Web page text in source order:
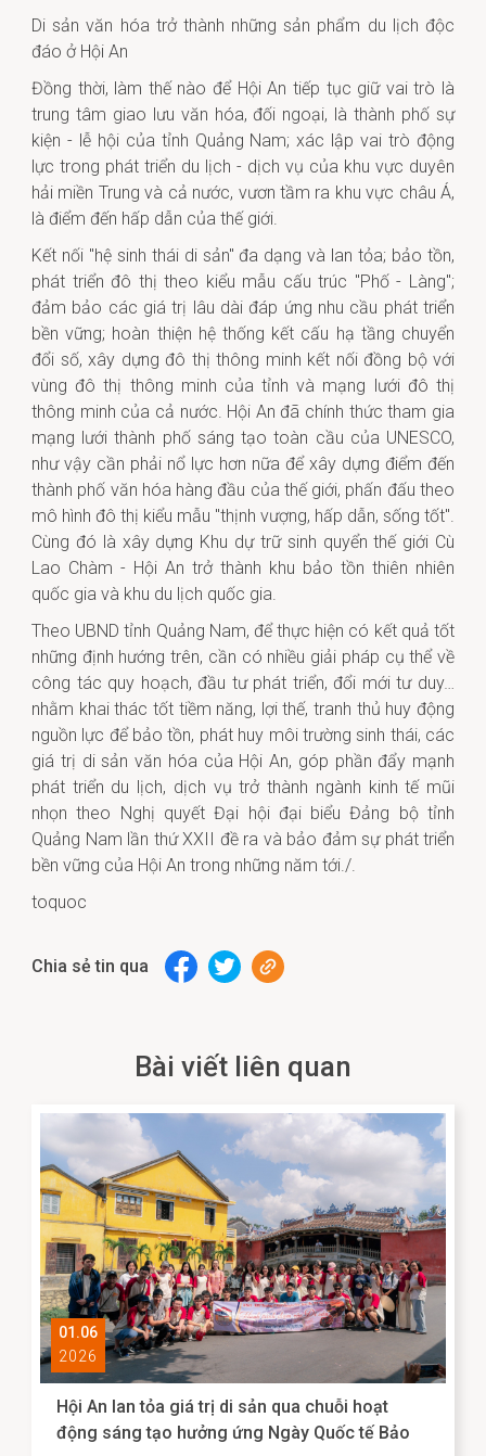
Di sản văn hóa trở thành những sản phẩm du lịch độc
đáo ở Hội An
Đồng thời, làm thế nào để Hội An tiếp tục giữ vai trò là
trung tâm giao lưu văn hóa, đối ngoại, là thành phố sự
kiện - lễ hội của tỉnh Quảng Nam; xác lập vai trò động
lực trong phát triển du lịch - dịch vụ của khu vực duyên
hải miền Trung và cả nước, vươn tầm ra khu vực châu Á,
là điểm đến hấp dẫn của thế giới.
Kết nối "hệ sinh thái di sản" đa dạng và lan tỏa; bảo tồn,
phát triển đô thị theo kiểu mẫu cấu trúc "Phố - Làng";
đảm bảo các giá trị lâu dài đáp ứng nhu cầu phát triển
bền vững; hoàn thiện hệ thống kết cấu hạ tầng chuyển
đổi số, xây dựng đô thị thông minh kết nối đồng bộ với
vùng đô thị thông minh của tỉnh và mạng lưới đô thị
thông minh của cả nước. Hội An đã chính thức tham gia
mạng lưới thành phố sáng tạo toàn cầu của UNESCO,
như vậy cần phải nổ lực hơn nữa để xây dựng điểm đến
thành phố văn hóa hàng đầu của thế giới, phấn đấu theo
mô hình đô thị kiểu mẫu "thịnh vượng, hấp dẫn, sống tốt".
Cùng đó là xây dựng Khu dự trữ sinh quyển thế giới Cù
Lao Chàm - Hội An trở thành khu bảo tồn thiên nhiên
quốc gia và khu du lịch quốc gia.
Theo UBND tỉnh Quảng Nam, để thực hiện có kết quả tốt
những định hướng trên, cần có nhiều giải pháp cụ thể về
công tác quy hoạch, đầu tư phát triển, đổi mới tư duy…
nhằm khai thác tốt tiềm năng, lợi thế, tranh thủ huy động
nguồn lực để bảo tồn, phát huy môi trường sinh thái, các
giá trị di sản văn hóa của Hội An, góp phần đẩy mạnh
phát triển du lịch, dịch vụ trở thành ngành kinh tế mũi
nhọn theo Nghị quyết Đại hội đại biểu Đảng bộ tỉnh
Quảng Nam lần thứ XXII đề ra và bảo đảm sự phát triển
bền vững của Hội An trong những năm tới./.
toquoc
Chia sẻ tin qua
Bài viết liên quan
01.06
2026
Hội An lan tỏa giá trị di sản qua chuỗi hoạt
động sáng tạo hưởng ứng Ngày Quốc tế Bảo